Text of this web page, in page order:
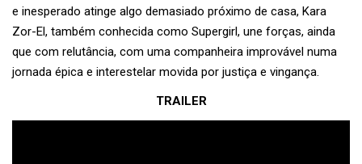
e inesperado atinge algo demasiado próximo de casa, Kara
Zor-El, também conhecida como Supergirl, une forças, ainda
que com relutância, com uma companheira improvável numa
jornada épica e interestelar movida por justiça e vingança.
TRAILER